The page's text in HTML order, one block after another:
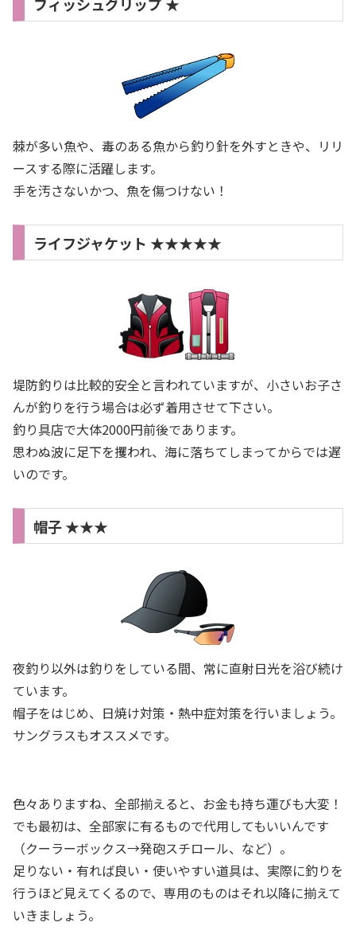
棘が多い魚や、毒のある魚から釣り針を外すときや、リリ
ースする際に活躍します。
手を汚さないかつ、魚を傷つけない！
ライフジャケット ★★★★★
堤防釣りは比較的安全と言われていますが、小さいお子さ
んが釣りを行う場合は必ず着用させて下さい。
釣り具店で大体2000円前後であります。
思わぬ波に足下を攫われ、海に落ちてしまってからでは遅
いのです。
帽子 ★★★
夜釣り以外は釣りをしている間、常に直射日光を浴び続け
ています。
帽子をはじめ、日焼け対策・熱中症対策を行いましょう。
サングラスもオススメです。
色々ありますね、全部揃えると、お金も持ち運びも大変！
でも最初は、全部家に有るもので代用してもいいんです
（クーラーボックス→発砲スチロール、など）。
足りない・有れば良い・使いやすい道具は、実際に釣りを
行うほど見えてくるので、専用のものはそれ以降に揃えて
いきましょう。